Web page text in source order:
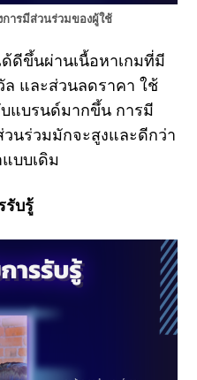
ารมีส่วนร่วมของผู้ใช้
ดีขึ้นผ่านเนื้อหาเกมที่มี
ล และส่วนลดราคา ใช้
แบรนด์มากขึ้น การมี
นร่วมมักจะสูงและดีกว่า
บบเดิม
รับรู้